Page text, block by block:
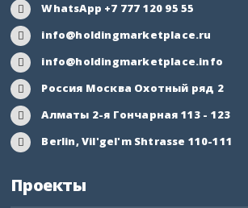
Самарская область
Саратовская область
Саха Якутия
Сахалинская область
WhatsApp +7 777 120 95 55
info@holdingmarketplace.ru
info@holdingmarketplace.info
Россия Москва Охотный ряд 2
Алматы 2-я Гончарная 113 - 123
Berlin, Vil'gel'm Shtrasse 110-111
Проекты